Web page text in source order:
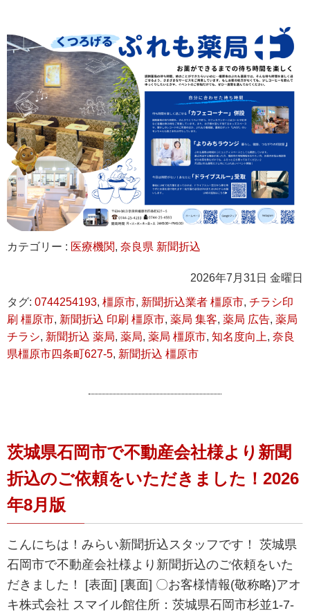
カテゴリー : 医療機関, 奈良県 新聞折込
2026年7月31日 金曜日
タグ: 0744254193, 橿原市, 新聞折込業者 橿原市, チラシ印
刷 橿原市, 新聞折込 印刷 橿原市, 薬局 集客, 薬局 広告, 薬局
チラシ, 新聞折込 薬局, 薬局, 薬局 橿原市, 知名度向上, 奈良
県橿原市四条町627-5, 新聞折込 橿原市
茨城県石岡市で不動産会社様より新聞
折込のご依頼をいただきました！2026
年8月版
こんにちは！みらい新聞折込スタッフです！ 茨城県
石岡市で不動産会社様より新聞折込のご依頼をいた
だきました！ [表面] [裏面] 〇お客様情報(敬称略)アオ
キ株式会社 スマイル館住所：​​茨城県石岡市杉並1-7-